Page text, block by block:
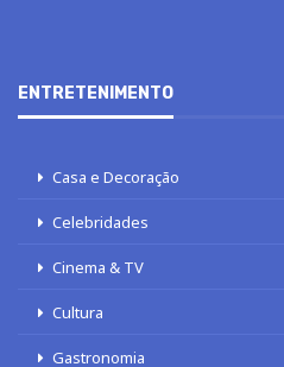
ENTRETENIMENTO
Casa e Decoração
Celebridades
Cinema & TV
Cultura
Gastronomia